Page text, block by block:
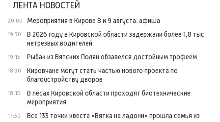
ЛЕНТА НОВОСТЕЙ
20:00 Мероприятия в Кирове 8 и 9 августа: афиша
19:30
В 2026 году в Кировской области задержали более 1,8 тыс.
нетрезвых водителей
19:15 Рыбак из Вятских Полян обзавелся достойным трофеем
18:30
Кировчане могут стать частью нового проекта по
благоустройству дворов
18:15
В лесах Кировской области проходят биотехнические
мероприятия
17:30
Все 133 точки квеста «Вятка на ладони» прошла семья из